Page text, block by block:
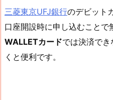
三菱東京UFJ銀行のデビット
口座開設時に申し込むことで
WALLETカードでは決済で
くと便利です。